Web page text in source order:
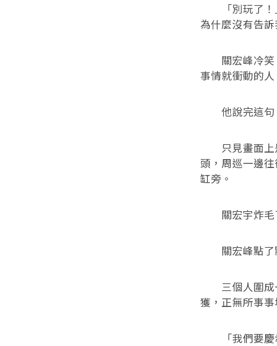
「別玩了！」
為什麼沒有告訴
關宏峰冷笑：
事情就衝動的人
他說完這句，
只見畫面上是
頭，周巡一邊
缸旁。
關宏宇炸毛了
關宏峰點了點
三個人圍成一
獲，正無所事
「我們要慶幸